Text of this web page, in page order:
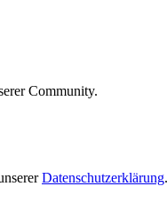
Community.
Datenschutzerklärung.